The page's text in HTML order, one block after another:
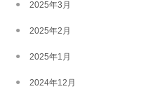
2025年3月
2025年2月
2025年1月
2024年12月